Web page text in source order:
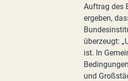
Auftrag des
ergeben,
überzeugt:
ist. In
und